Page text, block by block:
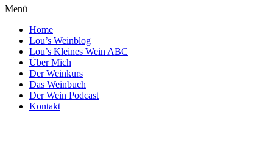
Menü
Home
Lou’s Weinblog
Lou’s Kleines Wein ABC
Über Mich
Der Weinkurs
Das Weinbuch
Der Wein Podcast
Kontakt